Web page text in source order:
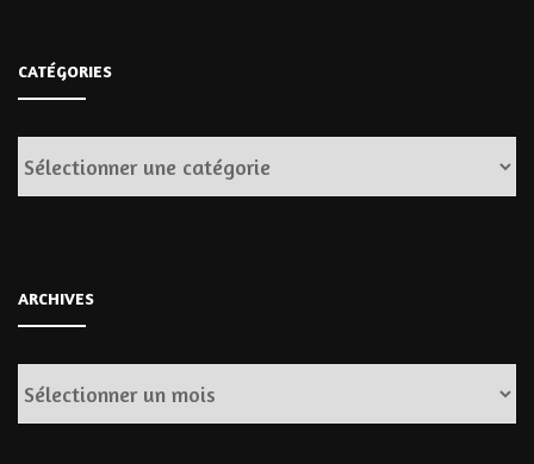
CATÉGORIES
Catégories
ARCHIVES
Archives